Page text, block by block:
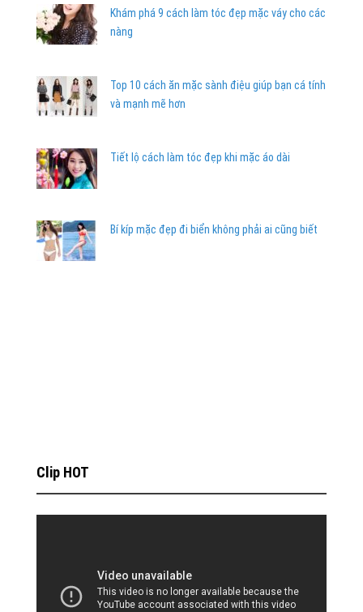
Khám phá 9 cách làm tóc đẹp mặc váy cho các
nàng
Top 10 cách ăn mặc sành điệu giúp bạn cá tính
và mạnh mẽ hơn
Tiết lộ cách làm tóc đẹp khi mặc áo dài
Bí kíp mặc đẹp đi biển không phải ai cũng biết
Clip HOT